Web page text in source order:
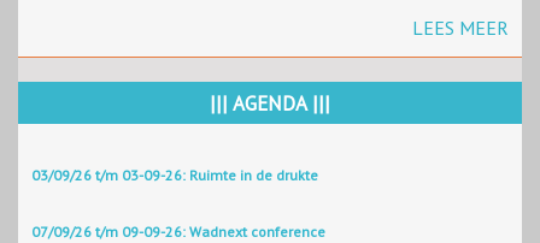
LEES MEER
||| AGENDA |||
03/09/26 t/m 03-09-26: Ruimte in de drukte
07/09/26 t/m 09-09-26: Wadnext conference